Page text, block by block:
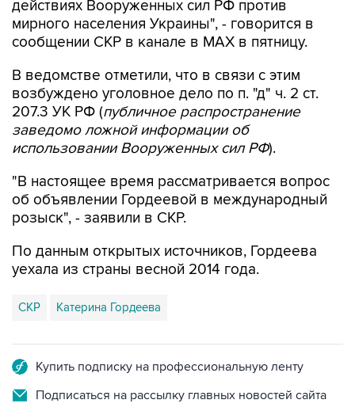
действиях Вооруженных сил РФ против
мирного населения Украины", - говорится в
сообщении СКР в канале в MAX в пятницу.
В ведомстве отметили, что в связи с этим
возбуждено уголовное дело по п. "д" ч. 2 ст.
207.3 УК РФ (публичное распространение
заведомо ложной информации об
использовании Вооруженных сил РФ).
"В настоящее время рассматривается вопрос
об объявлении Гордеевой в международный
розыск", - заявили в СКР.
По данным открытых источников, Гордеева
уехала из страны весной 2014 года.
СКР Катерина Гордеева
Купить подписку на профессиональную ленту
Подписаться на рассылку главных новостей сайта